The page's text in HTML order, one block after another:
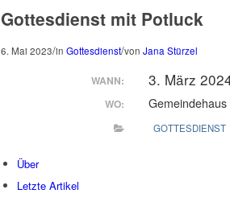
Gottesdienst mit Potluck
6. Mai 2023/in Gottesdienst/von Jana Stürzel
WANN: 3. März
WO:
GOTTESDIENST
Über
Letzte Artikel